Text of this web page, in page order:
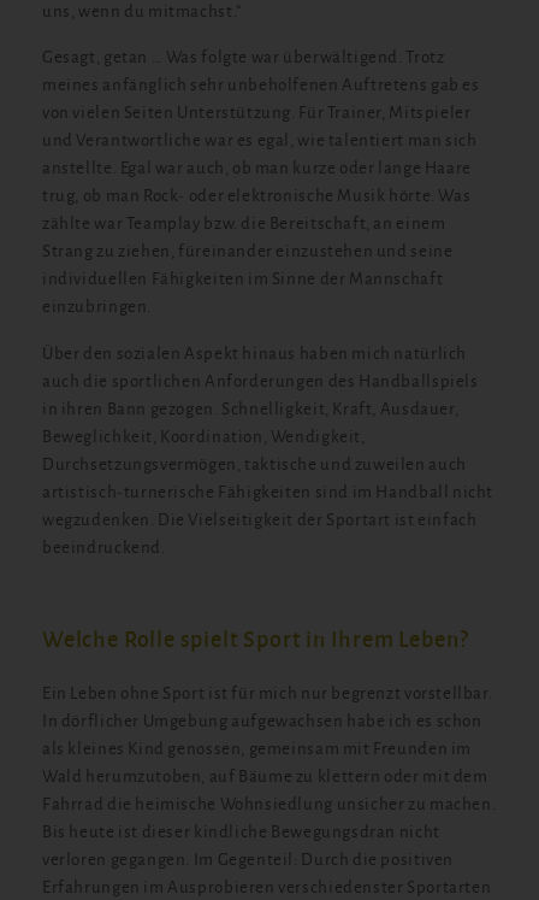
uns, wenn du mitmachst.“
Gesagt, getan … Was folgte war überwältigend. Trotz
meines anfänglich sehr unbeholfenen Auftretens gab es
von vielen Seiten Unterstützung. Für Trainer, Mitspieler
und Verantwortliche war es egal, wie talentiert man sich
anstellte. Egal war auch, ob man kurze oder lange Haare
trug, ob man Rock- oder elektronische Musik hörte. Was
zählte war Teamplay bzw. die Bereitschaft, an einem
Strang zu ziehen, füreinander einzustehen und seine
individuellen Fähigkeiten im Sinne der Mannschaft
einzubringen.
Über den sozialen Aspekt hinaus haben mich natürlich
auch die sportlichen Anforderungen des Handballspiels
in ihren Bann gezogen. Schnelligkeit, Kraft, Ausdauer,
Beweglichkeit, Koordination, Wendigkeit,
Durchsetzungsvermögen, taktische und zuweilen auch
artistisch-turnerische Fähigkeiten sind im Handball nicht
wegzudenken. Die Vielseitigkeit der Sportart ist einfach
beeindruckend.
Welche Rolle spielt Sport in Ihrem Leben?
Ein Leben ohne Sport ist für mich nur begrenzt vorstellbar.
In dörflicher Umgebung aufgewachsen habe ich es schon
als kleines Kind genossen, gemeinsam mit Freunden im
Wald herumzutoben, auf Bäume zu klettern oder mit dem
Fahrrad die heimische Wohnsiedlung unsicher zu machen.
Bis heute ist dieser kindliche Bewegungsdran nicht
verloren gegangen. Im Gegenteil: Durch die positiven
Erfahrungen im Ausprobieren verschiedenster Sportarten